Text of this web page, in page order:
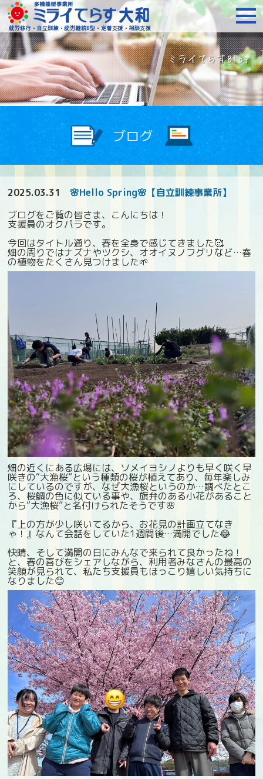
障がいをお持ちの方へ
2025.03.31
🌸Hello Spring🌸【自立訓練事業所】
ブログをご覧の皆さま、こんにちは！
支援員のオクパラです。
今回はタイトル通り、春を全身で感じてきました🥰
畑の周りではナズナやツクシ、オオイヌノフグリなど…春
の植物をたくさん見つけました🌱
畑の近くにある広場には、ソメイヨシノよりも早く咲く早
咲きの“大漁桜”という種類の桜が植えてあり、毎年楽しみ
にしているのですが、なぜ大漁桜というのか…調べたとこ
ろ、桜鯛の色に似ている事や、旗弁のある小花があること
から“大漁桜”と名付けられたそうです🌸
『上の方が少し咲いてるから、お花見の計画立てなき
ゃ！』なんて会話をしていた1週間後…満開でした😂
快晴、そして満開の日にみんなで来られて良かったね！
と、春の喜びをシェアしながら、利用者みなさんの最高の
笑顔が見られて、私たち支援員もほっこり嬉しい気持ちに
なりました😊